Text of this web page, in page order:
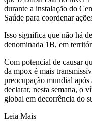
durante a instalação do
Saúde para coordenar
Isso significa que não há
denominada 1B, em
Com potencial de causar
da mpox é mais
preocupação mundial
declarar, nesta semana, o
global em decorrência do
Leia Mais